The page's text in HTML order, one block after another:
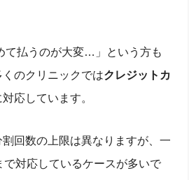
て払うのが大変…」という方も
のクリニックではクレジットカ
対応しています。
回数の上限は異なりますが、一
対応しているケースが多いで